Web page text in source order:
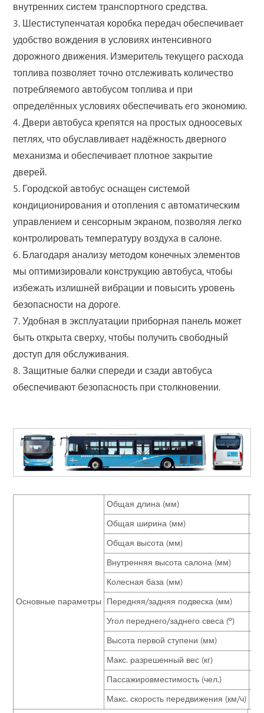
внутренних систем транспортного средства.
3. Шестиступенчатая коробка передач обеспечивает
удобство вождения в условиях интенсивного
дорожного движения. Измеритель текущего расхода
топлива позволяет точно отслеживать количество
потребляемого автобусом топлива и при
определённых условиях обеспечивать его экономию.
4. Двери автобуса крепятся на простых одноосевых
петлях, что обуславливает надёжность дверного
механизма и обеспечивает плотное закрытие
дверей.
5. Городской автобус оснащен системой
кондиционирования и отопления с автоматическим
управлением и сенсорным экраном, позволяя легко
контролировать температуру воздуха в салоне.
6. Благодаря анализу методом конечных элементов
мы оптимизировали конструкцию автобуса, чтобы
избежать излишней вибрации и повысить уровень
безопасности на дороге.
7. Удобная в эксплуатации приборная панель может
быть открыта сверху, чтобы получить свободный
доступ для обслуживания.
8. Защитные балки спереди и сзади автобуса
обеспечивают безопасность при столкновении.
Основные параметры
Общая длина (мм)
Общая ширина (мм)
Общая высота (мм)
Внутренняя высота салона (мм)
Колесная база (мм)
Передняя/задняя подвеска (мм)
Угол переднего/заднего свеса (º)
Высота первой ступени (мм)
Макс. разрешенный вес (кг)
Пассажировместимость (чел.)
Макс. скорость передвижения (км/ч)